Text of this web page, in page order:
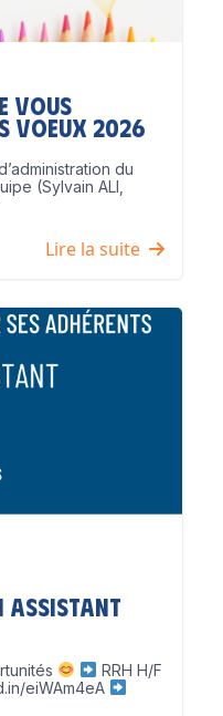
vous
voeux 2026
du
(Sylvain ALI,
Lire la suite
1 Assistant
RRH H/F
eiWAm4eA